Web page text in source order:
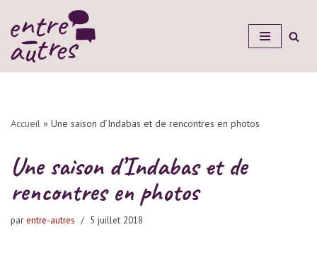
Aller
au
contenu
Accueil » Une saison d’Indabas et de rencontres en photos
Une saison d’Indabas et de
rencontres en photos
parentre-autres 5 juillet 2018